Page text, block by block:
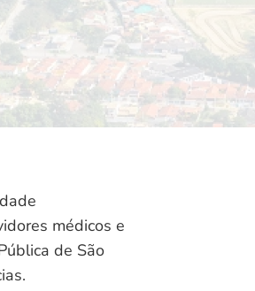
médicos e
de São